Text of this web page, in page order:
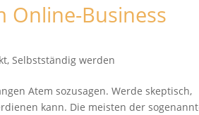
Online-Business
,Selbstständig werden
Atem sozusagen. Werde skeptisch,
kann. Die meisten der